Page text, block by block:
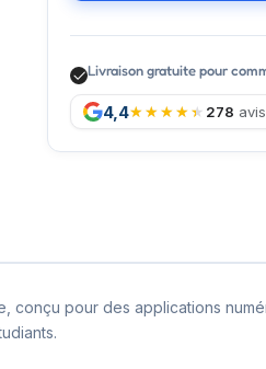
Livraison gratuite pour
4,4 278
pour des applications